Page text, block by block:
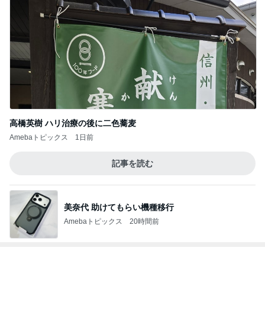
高橋英樹 ハリ治療の後に二色蕎麦
Amebaトピックス 1日前
記事を読む
美奈代 助けてもらい機種移行
Amebaトピックス 20時間前